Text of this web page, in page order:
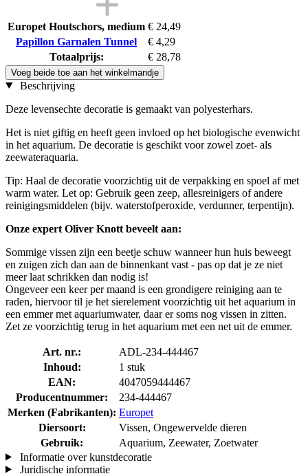
Europet Houtschors, medium € 24,49
Papillon Garnalen Tunnel
€ 4,29
Totaalprijs:
€ 28,78
Voeg beide toe aan het winkelmandje
Beschrijving
Deze levensechte decoratie is gemaakt van polyesterhars.
Het is niet giftig en heeft geen invloed op het biologische evenwicht
in het aquarium. De decoratie is geschikt voor zowel zoet- als
zeewateraquaria.
Tip: Haal de decoratie voorzichtig uit de verpakking en spoel af met
warm water. Let op: Gebruik geen zeep, allesreinigers of andere
reinigingsmiddelen (bijv. waterstofperoxide, verdunner, terpentijn).
Onze expert Oliver Knott beveelt aan:
Sommige vissen zijn een beetje schuw wanneer hun huis beweegt
en zuigen zich dan aan de binnenkant vast - pas op dat je ze niet
meer laat schrikken dan nodig is!
Ongeveer een keer per maand is een grondigere reiniging aan te
raden, hiervoor til je het sierelement voorzichtig uit het aquarium in
een emmer met aquariumwater, daar er soms nog vissen in zitten.
Zet ze voorzichtig terug in het aquarium met een net uit de emmer.
Art. nr.:
ADL-234-444467
Inhoud:
1 stuk
EAN:
4047059444467
Producentnummer:
234-444467
Merken (Fabrikanten): Europet
Diersoort:
Vissen, Ongewervelde dieren
Gebruik:
Aquarium, Zeewater, Zoetwater
Informatie over kunstdecoratie
Juridische informatie